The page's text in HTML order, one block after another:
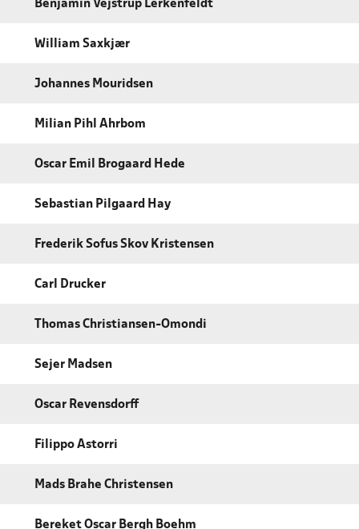
Benjamin Vejstrup Lerkenfeldt
William Saxkjær
Johannes Mouridsen
Milian Pihl Ahrbom
Oscar Emil Brogaard Hede
Sebastian Pilgaard Hay
Frederik Sofus Skov Kristensen
Carl Drucker
Thomas Christiansen-Omondi
Sejer Madsen
Oscar Revensdorff
Filippo Astorri
Mads Brahe Christensen
Bereket Oscar Bergh Boehm